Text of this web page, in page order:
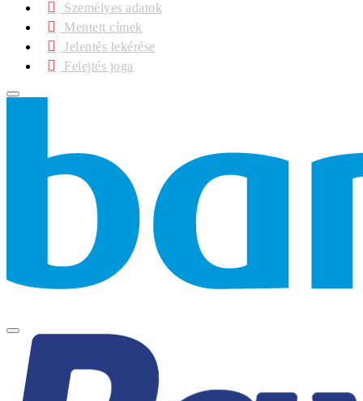
Személyes adatok
Mentett címek
Jelentés lekérése
Felejtés joga